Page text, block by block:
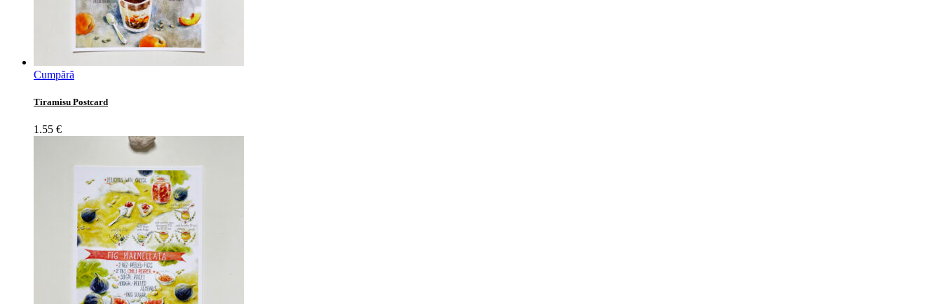
Cumpără
Tiramisu Postcard
1.55 €